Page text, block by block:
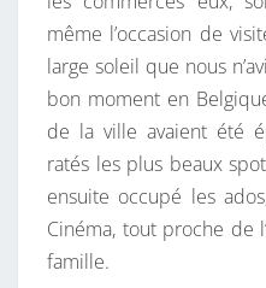
même l’occasion de
large soleil que nous
bon moment en
de la ville avaient été
ratés les plus beaux
ensuite occupé les
Cinéma, tout proche de
famille.